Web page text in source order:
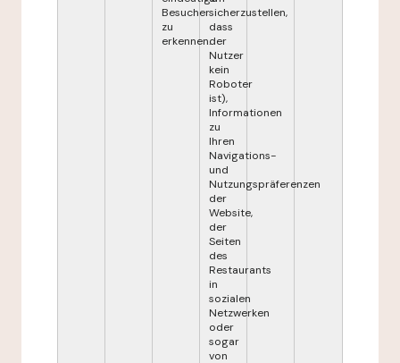
Besucher
zu
erkennen.
sicherzustellen,
dass
der
Nutzer
kein
Roboter
ist),
Informationen
zu
Ihren
Navigations-
und
Nutzungspräferenzen
der
Website,
der
Seiten
des
Restaurants
in
sozialen
Netzwerken
oder
sogar
von